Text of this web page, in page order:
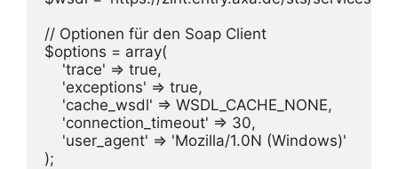
// Optionen für den Soap Client
$options = array(
    'trace' => true,
    'exceptions' => true,
    'cache_wsdl' => WSDL_CACHE_NONE,
    'connection_timeout' => 30,
    'user_agent' => 'Mozilla/1.0N (Windows)'
);